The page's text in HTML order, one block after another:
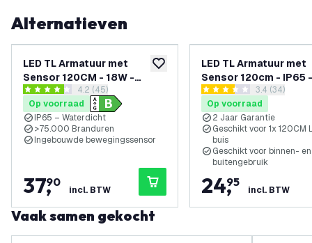
Alternatieven
toevoegen aan verlanglijst
LED TL Armatuur met
Sensor 120CM - 18W -
6500K - IP65 - Inclusief LED
TL
reviews drawer openen
4.2 score sterren4.2 (45)
Op voorraad
IP65 – Waterdicht
>75.000 Branduren
Ingebouwde bewegingssensor
37,
90
incl. BTW
LED TL Armatuur met
Sensor 120cm - IP65 -
Clips
reviews
3.4 score sterren3.4 (34)
Op voorraad
2 Jaar Garantie
Geschikt voor 1x 120CM
buis
Geschikt voor binnen- en
buitengebruik
24,
95
incl. BTW
Vaak samen gekocht